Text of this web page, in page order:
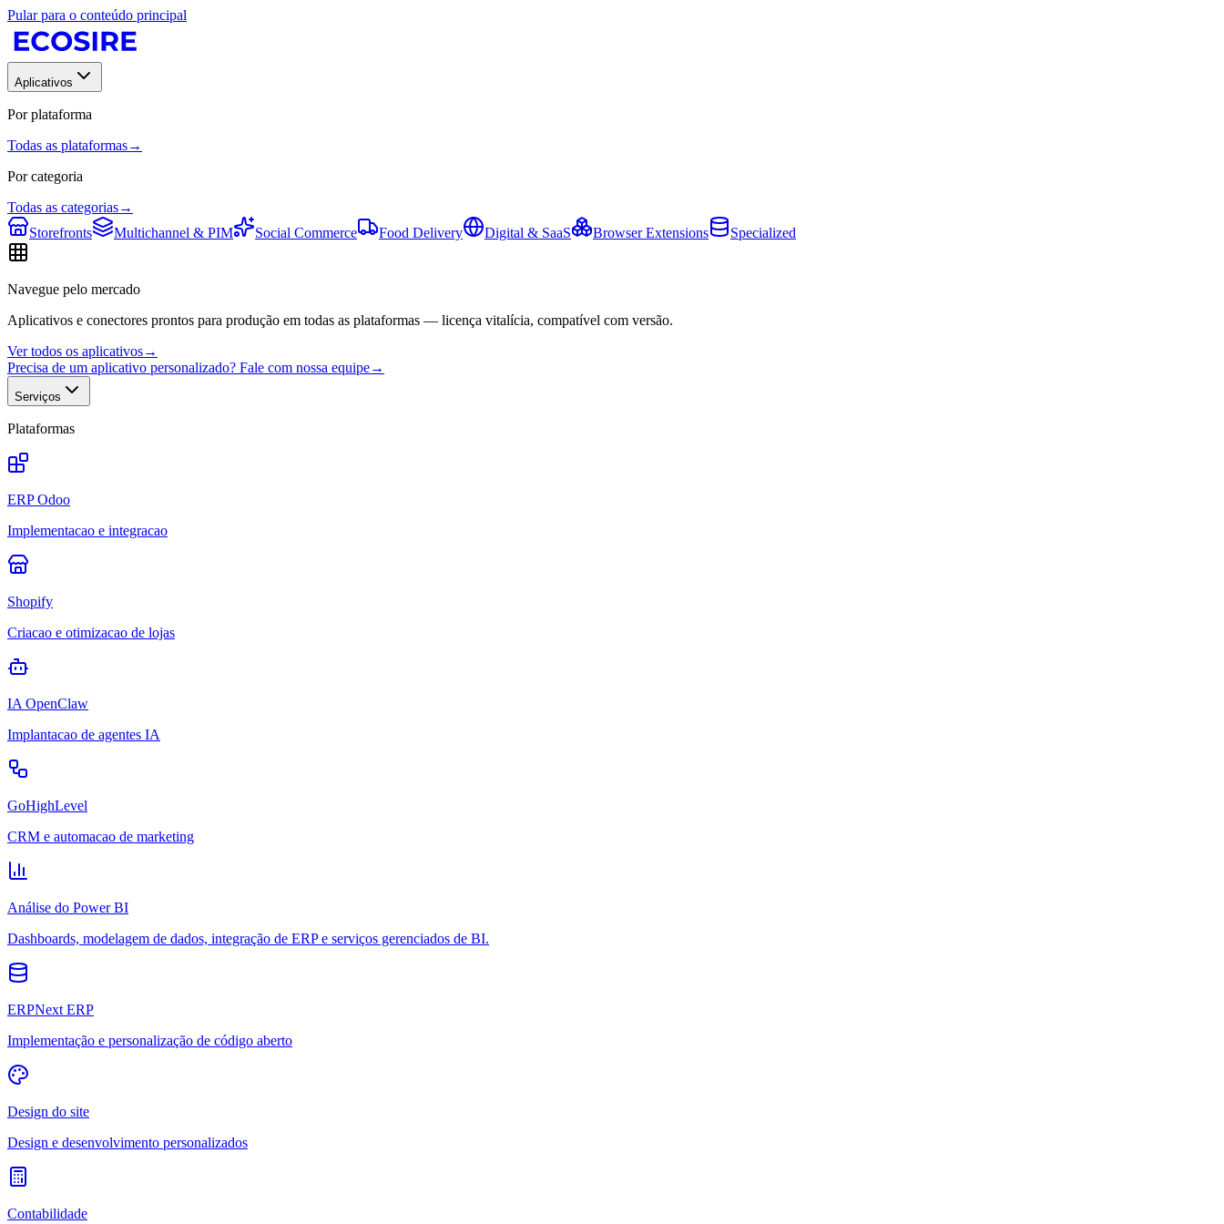
Pular para o conteúdo principal
Aplicativos
Por plataforma
Todas as plataformas→
Por categoria
Todas as categorias→
Storefronts
Multichannel & PIM Social Commerce Food Delivery Digital & SaaS Browser Extensions Specialized
Navegue pelo mercado
Aplicativos e conectores prontos para produção em todas as plataformas — licença vitalícia, compatível com versão.
Ver todos os aplicativos→
Precisa de um aplicativo personalizado? Fale com nossa equipe→
Serviços
Plataformas
ERP Odoo
Implementacao e integracao
Shopify
Criacao e otimizacao de lojas
IA OpenClaw
Implantacao de agentes IA
GoHighLevel
CRM e automacao de marketing
Análise do Power BI
Dashboards, modelagem de dados, integração de ERP e serviços gerenciados de BI.
ERPNext ERP
Implementação e personalização de código aberto
Design do site
Design e desenvolvimento personalizados
Contabilidade